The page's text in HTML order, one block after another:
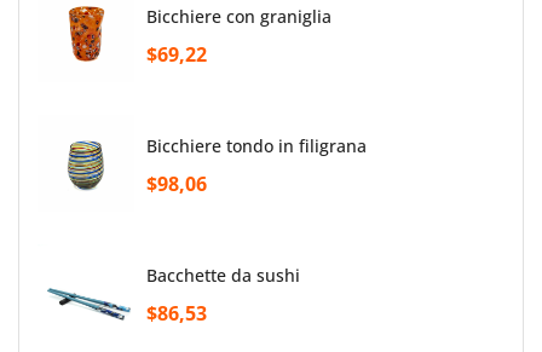
bicchiere con graniglia
$69,22
bicchiere tondo in filigrana
$98,06
bacchette da sushi
$86,53